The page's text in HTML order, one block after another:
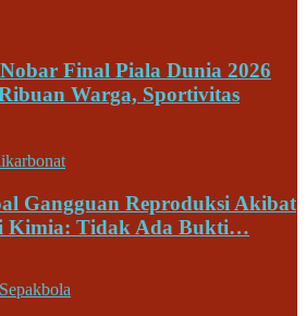
Final Piala Dunia 2026
Warga, Sportivitas
Gangguan Reproduksi Akibat
Kimia: Tidak Ada Bukti…
Sepakbola